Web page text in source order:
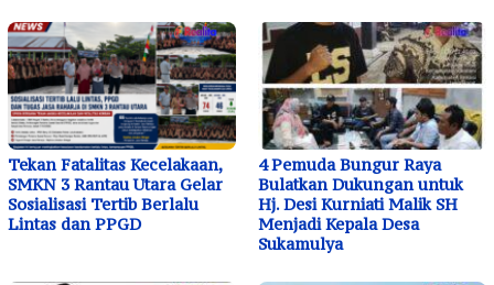
Tekan Fatalitas Kecelakaan,
SMKN 3 Rantau Utara Gelar
Sosialisasi Tertib Berlalu
Lintas dan PPGD
4 Pemuda Bungur Raya
Bulatkan Dukungan untuk
Hj. Desi Kurniati Malik SH
Menjadi Kepala Desa
Sukamulya